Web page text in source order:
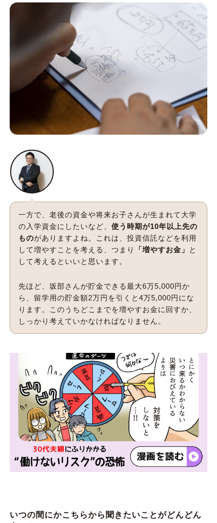
一方で、老後の資金や将来お子さんが生まれて大学
の入学資金にしたいなど、 使う時期が10年以上先の
ものがありますよね。これは、投資信託などを利用
して増やすことを考える、つまり
「増やすお金」
と
して考えるといいと思います。
先ほど、坂部さんが貯金できる最大6万5,000円か
ら、留学用の貯金額2万円を引くと4万5,000円にな
ります。このうちどこまでを増やすお金に回すか、
しっかり考えていかなければなりません。
いつの間にかこちらから聞きたいことがどんどん